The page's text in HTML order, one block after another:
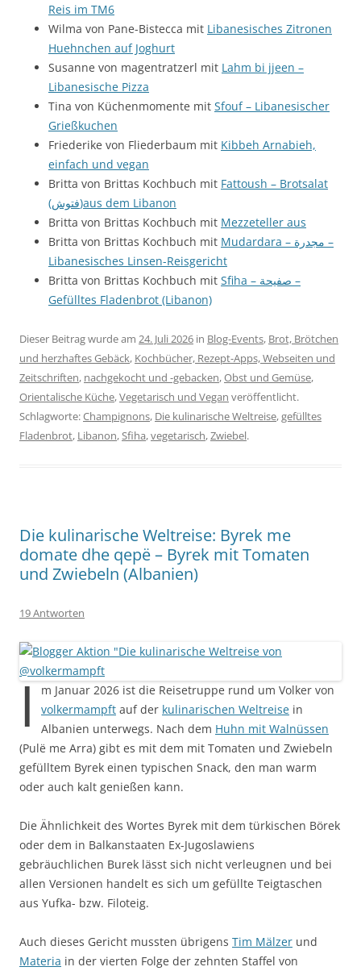
Reis im TM6
Wilma von Pane-Bistecca mit Libanesisches Zitronen
Huehnchen auf Joghurt
Susanne von magentratzerl mit Lahm bi jjeen –
Libanesische Pizza
Tina von Küchenmomente mit Sfouf – Libanesischer
Grießkuchen
Friederike von Fliederbaum mit Kibbeh Arnabieh,
einfach und vegan
Britta von Brittas Kochbuch mit Fattoush – Brotsalat
(فتوش)aus dem Libanon
Britta von Brittas Kochbuch mit Mezzeteller aus
Britta von Brittas Kochbuch mit Mudardara – مجدرة –
Libanesisches Linsen-Reisgericht
Britta von Brittas Kochbuch mit Sfiha – صفيحة –
Gefülltes Fladenbrot (Libanon)
Dieser Beitrag wurde am 24. Juli 2026 in Blog-Events, Brot, Brötchen
und herzhaftes Gebäck, Kochbücher, Rezept-Apps, Webseiten und
Zeitschriften, nachgekocht und -gebacken,Obst und Gemüse,
Orientalische Küche,Vegetarisch und Vegan veröffentlicht.
Schlagworte:Champignons, Die kulinarische Weltreise,gefülltes
Fladenbrot, Libanon, Sfiha,vegetarisch,Zwiebel.
Die kulinarische Weltreise: Byrek me
domate dhe qepë – Byrek mit Tomaten
und Zwiebeln (Albanien)
19 Antworten
I m Januar 2026 ist die Reisetruppe rund um Volker von
volkermampft auf der kulinarischen Weltreise in
Albanien unterwegs. Nach dem Huhn mit Walnüssen
(Pulë me Arra) gibt es mit dem mit Tomaten und Zwiebeln
gefülltem Byrek einen typischen Snack, den man warm
oder auch kalt genießen kann.
Die Ähnlichkeit des Wortes Byrek mit dem türkischen Börek
oder dem in Balkanstaaten Ex-Jugoslawiens
gebräuchlichen Burek lässt sich nicht verleugnen und bei
allen Versionen handelt es sich um gefüllte Teigtaschen
aus Yufka- bzw. Filoteig.
Auch dieses Gericht mussten übrigens Tim Mälzer und
Materia in der vierten Folge der zehnten Staffel von